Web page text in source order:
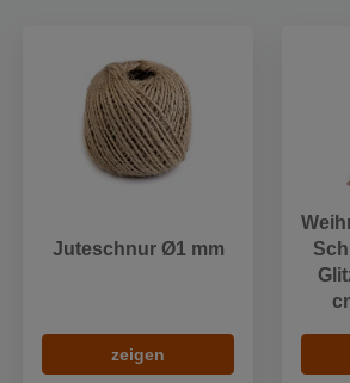
Juteschnur Ø1 mm
zeigen